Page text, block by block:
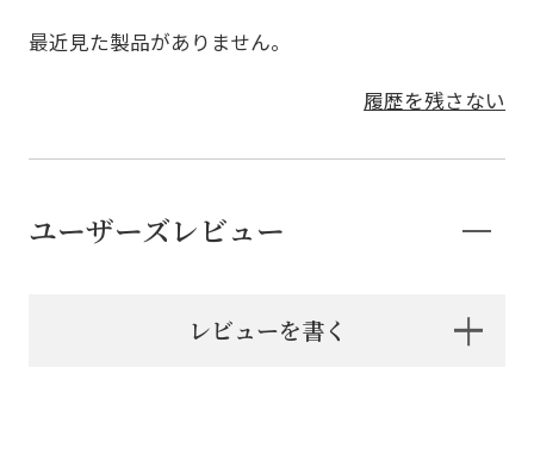
最近見た製品がありません。
履歴を残さない
ユーザーズレビュー
レビューを書く